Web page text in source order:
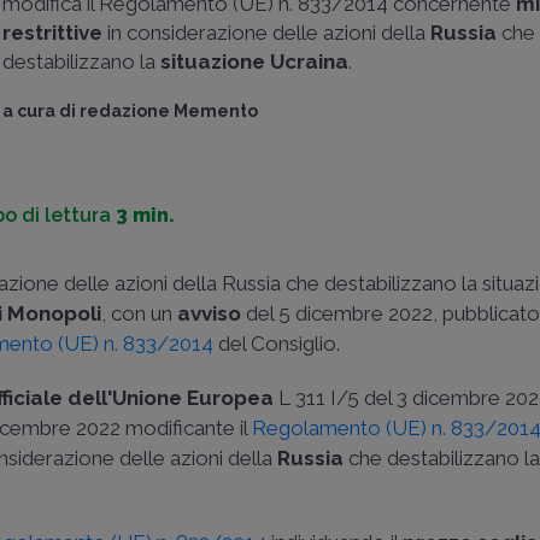
restrittive in considerazione delle azioni della Russia che
destabilizzano la situazione Ucraina.
a cura di redazione Memento
di lettura 3 min.
delle azioni della Russia che destabilizzano la
Monopoli, con un avviso del 5 dicembre 2022,
(UE) n. 833/2014 del Consiglio.
dell'Unione Europea L 311 I/5 del 3 dicembre
2022 modificante il Regolamento (UE) n. 833/
delle azioni della Russia che destabilizzano